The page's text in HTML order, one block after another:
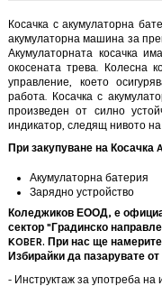
Косачка с акумулаторна
акумулаторна машина за
Акумулаторната косачка
окосената трева. Колесна
управление, което
работа. Косачка с
произведен от силно
индикатор, следящ нивото
При закупуване на Косачка
Акумулаторна батерия
Зарядно устройство
Коледжиков ЕООД, е
сектор "Градинско
KOBER. При нас ще
Избирайки да пазарувате
- Инструктаж за употреба на